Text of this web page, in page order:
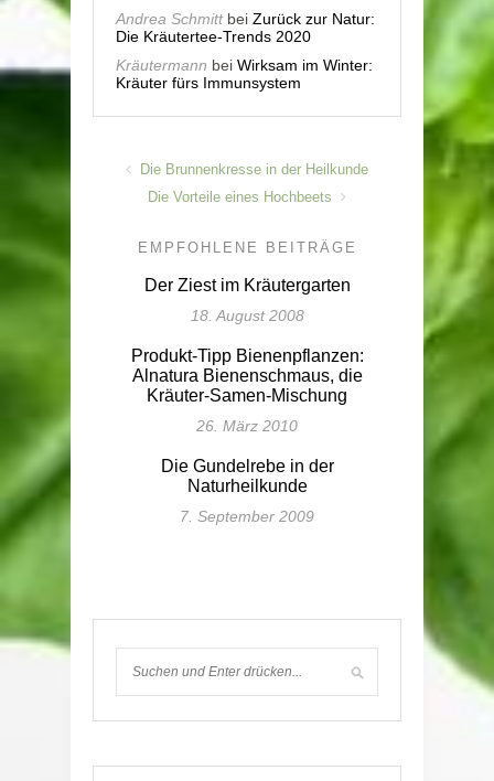
Andrea Schmittbei Zurück zur Natur:
Die Kräutertee-Trends 2020
Kräutermann bei Wirksam im Winter:
Kräuter fürs Immunsystem
Die Brunnenkresse in der Heilkunde
Die Vorteile eines Hochbeets
EMPFOHLENE BEITRÄGE
Der Ziest im Kräutergarten
18. August 2008
Produkt-Tipp Bienenpflanzen:
Alnatura Bienenschmaus, die
Kräuter-Samen-Mischung
26. März 2010
Die Gundelrebe in der
Naturheilkunde
7. September 2009